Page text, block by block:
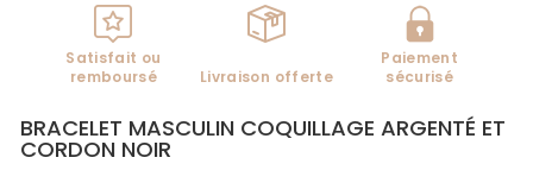
Satisfait ou
remboursé
Livraison offerte
Paiement
sécurisé
BRACELET MASCULIN COQUILLAGE ARGENTÉ ET
CORDON NOIR